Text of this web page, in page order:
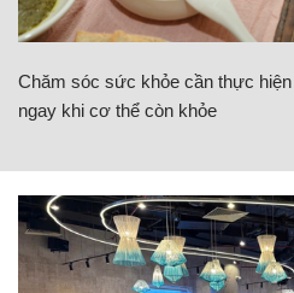
Chăm sóc sức khỏe cần thực hiện
ngay khi cơ thể còn khỏe